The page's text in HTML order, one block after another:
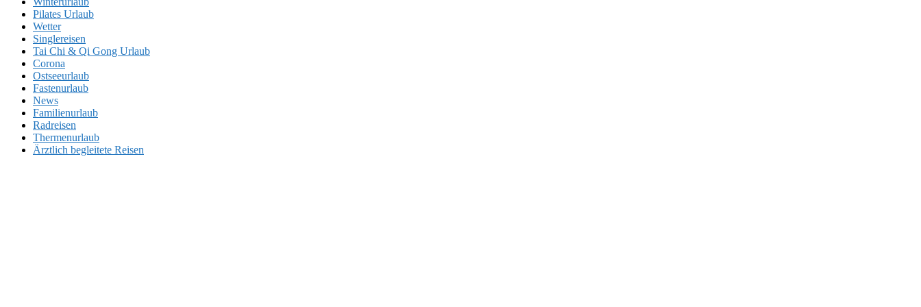
Pilates Urlaub
Wetter
Singlereisen
Tai Chi & Qi Gong Urlaub
Corona
Ostseeurlaub
Fastenurlaub
News
Familienurlaub
Radreisen
Thermenurlaub
Ärztlich begleitete Reisen